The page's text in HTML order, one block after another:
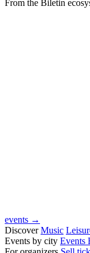
From the Biletin
events →
Discover Music
Events by city Events